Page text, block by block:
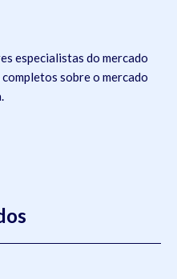
especialistas do mercado
sobre o mercado